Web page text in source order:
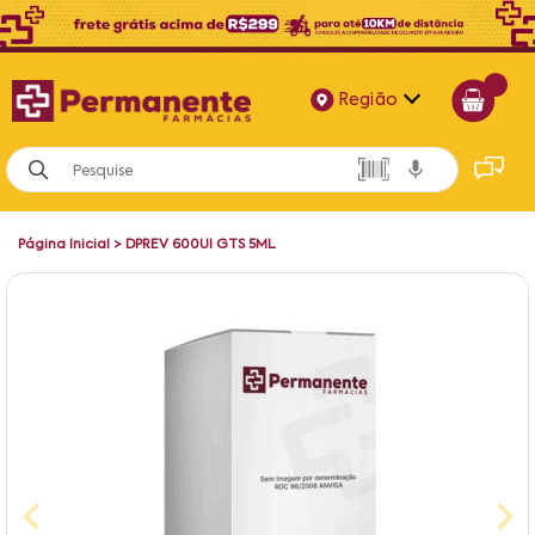
Região
Alagoas
Bahia
Página Inicial > DPREV 600UI GTS 5ML